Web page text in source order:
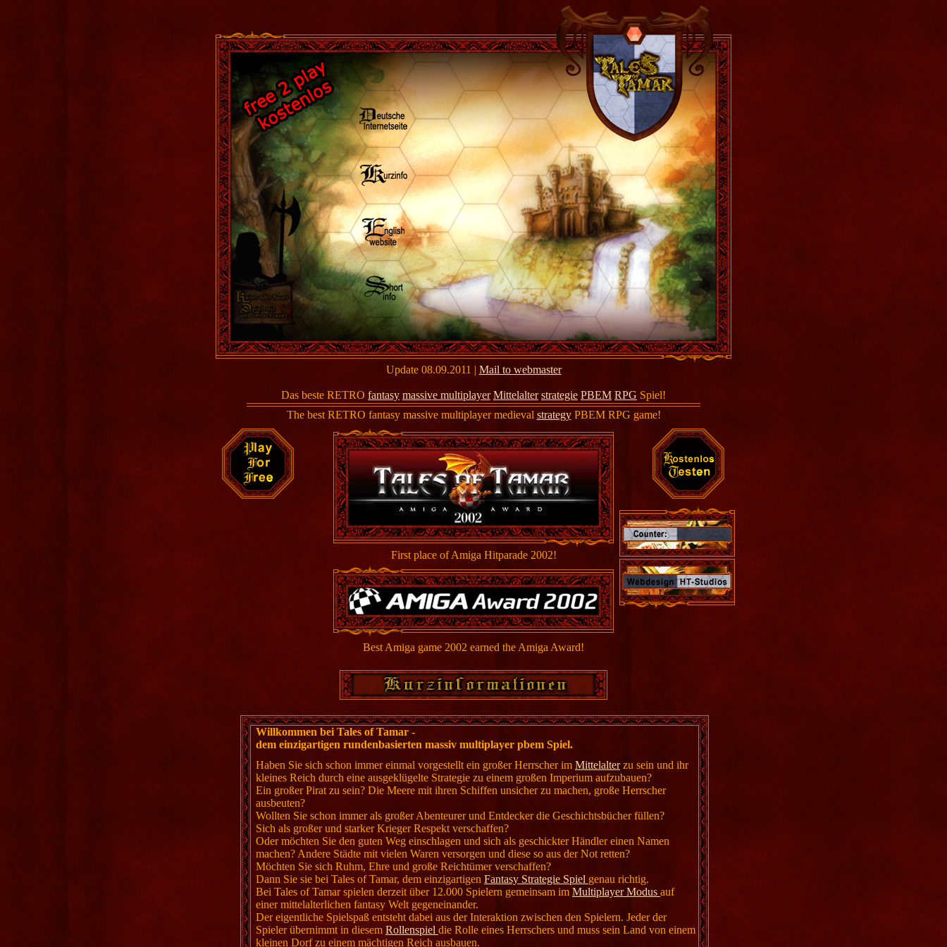
Update 08.09.2011 | Mail to webmaster
Das beste RETRO fantasy massive multiplayer Mittelalter strategie PBEM RPG Spiel!
The best RETRO fantasy massive multiplayer medieval strategyPBEM RPG game!
First place of Amiga Hitparade 2002!
Best Amiga game 2002 earned the Amiga Award!
Willkommen bei Tales of Tamar -
dem einzigartigen rundenbasierten massiv multiplayer pbem Spiel.
Haben Sie sich schon immer einmal vorgestellt ein großer Herrscher im Mittelalterzu sein und ihr
kleines Reich durch eine ausgeklügelte Strategie zu einem großen Imperium aufzubauen?
Ein großer Pirat zu sein? Die Meere mit ihren Schiffen unsicher zu machen, große Herrscher
ausbeuten?
Wollten Sie schon immer als großer Abenteurer und Entdecker die Geschichtsbücher füllen?
Sich als großer und starker Krieger Respekt verschaffen?
Oder möchten Sie den guten Weg einschlagen und sich als geschickter Händler einen Namen
machen? Andere Städte mit vielen Waren versorgen und diese so aus der Not retten?
Möchten Sie sich Ruhm, Ehre und große Reichtümer verschaffen?
Dann Sie sie bei Tales of Tamar, dem einzigartigen Fantasy Strategie Spiel genau richtig.
Bei Tales of Tamar spielen derzeit über 12.000 Spielern gemeinsam im Multiplayer Modus auf
einer mittelalterlichen fantasy Welt gegeneinander.
Der eigentliche Spielspaß entsteht dabei aus der Interaktion zwischen den Spielern. Jeder der
Spieler übernimmt in diesem Rollenspiel die Rolle eines Herrschers und muss sein Land von einem
kleinen Dorf zu einem mächtigen Reich ausbauen.